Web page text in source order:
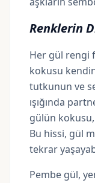
Renklerin
Her gül rengi
kokusu
tutkunun ve
ışığında
gülün kokusu,
Bu hissi, gül
tekrar
Pembe gül,